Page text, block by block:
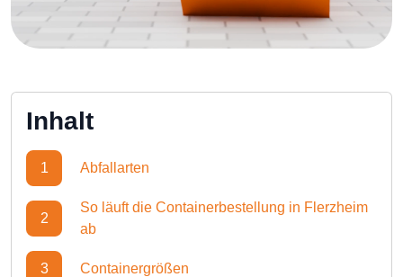
Inhalt
1 Abfallarten
2
So läuft die Containerbestellung in Flerzheim
ab
3 Containergrößen